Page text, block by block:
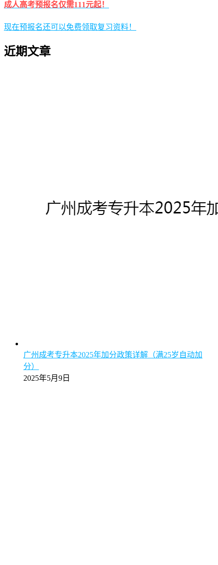
成人高考预报名仅需111元起！
现在预报名还可以免费领取复习资料！
近期文章
广州成考专升本2025年加分政策详解（满25岁自动加
分）
2025年5月9日